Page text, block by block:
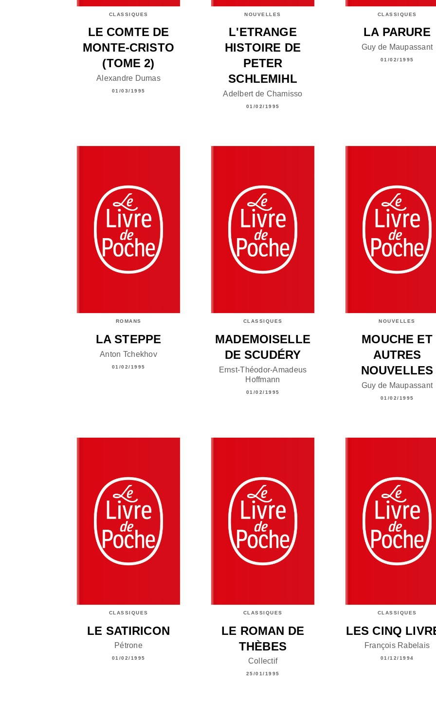
CLASSIQUES
LE COMTE DE
MONTE-CRISTO
(TOME 2)
Alexandre Dumas
01/03/1995
NOUVELLES
L'ETRANGE
HISTOIRE DE
PETER
SCHLEMIHL
Adelbert de Chamisso
01/02/1995
CLASSIQUES
LA PARURE
Guy de Maupassant
01/02/1995
ROMANS
LA STEPPE
Anton Tchekhov
01/02/1995
CLASSIQUES
MADEMOISELLE
DE SCUDÉRY
Ernst-Théodor-Amadeus
Hoffmann
01/02/1995
NOUVELLES
MOUCHE ET
AUTRES
NOUVELLES
Guy de Maupassant
01/02/1995
CLASSIQUES
LE SATIRICON
Pétrone
01/02/1995
CLASSIQUES
LE ROMAN DE
THÈBES
Collectif
25/01/1995
CLASSIQUES
LES CINQ
François Rabelais
01/12/1994